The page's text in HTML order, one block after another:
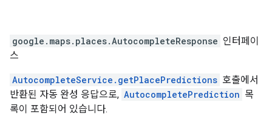
google.maps.places.AutocompleteResponse 인터페이
스
AutocompleteService.getPlacePredictions 호출에서
반환된 자동 완성 응답으로, AutocompletePrediction 목
록이 포함되어 있습니다.